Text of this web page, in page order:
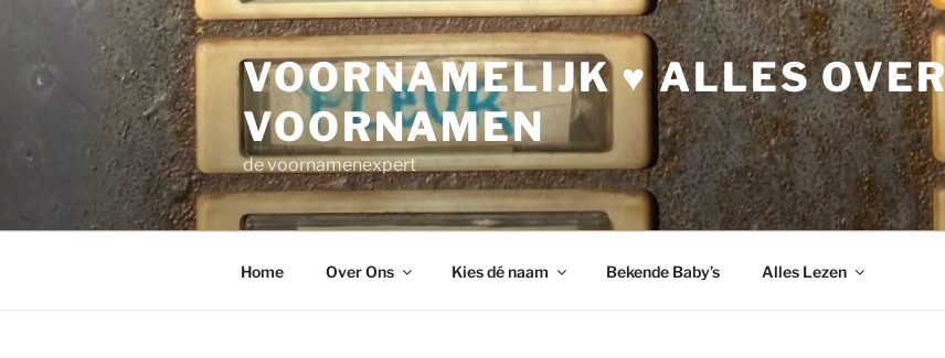
inhoud
VOORNAMELIJK ♥ ALLES OVER
VOORNAMEN
de voornamenexpert
Home Over Ons Kies dé naam Bekende Baby’s Alles Lezen